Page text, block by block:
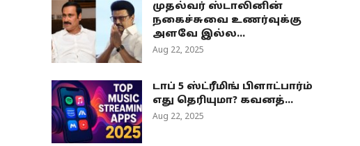
முதல்வர் ஸ்டாலினின்
நகைச்சுவை உணர்வுக்கு
அளவே இல்ல...
Aug 22, 2025
டாப் 5 ஸ்ட்ரீமிங் பிளாட்பார்ம்
எது தெரியுமா? கவனத்...
Aug 22, 2025